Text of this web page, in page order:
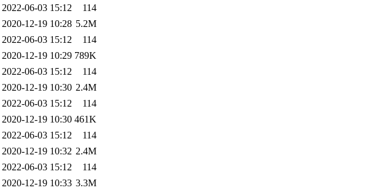
2022-06-03 15:12
114
2020-12-19 10:28 5.2M
2022-06-03 15:12
114
2020-12-19 10:29 789K
2022-06-03 15:12
114
2020-12-19 10:30 2.4M
2022-06-03 15:12
114
2020-12-19 10:30 461K
2022-06-03 15:12
114
2020-12-19 10:32 2.4M
2022-06-03 15:12
114
2020-12-19 10:33 3.3M